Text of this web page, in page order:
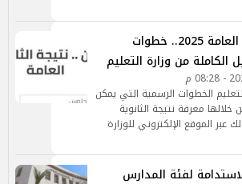
رابط نتيجة الثانوية العامة 2025.. خطوات
الكاملة من وزارة التعليم
الخطوات الرسمية التي يمكن
خلالها معرفة نتيجة الثانوية
عبر الموقع الإلكتروني للوزارة
لفئة المدارس